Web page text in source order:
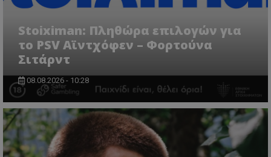
Stoiximan: Πληθώρα επιλογών για
το PSV Αϊντχόφεν – Φορτούνα
Σιτάρντ
08.08.2026 - 10:28